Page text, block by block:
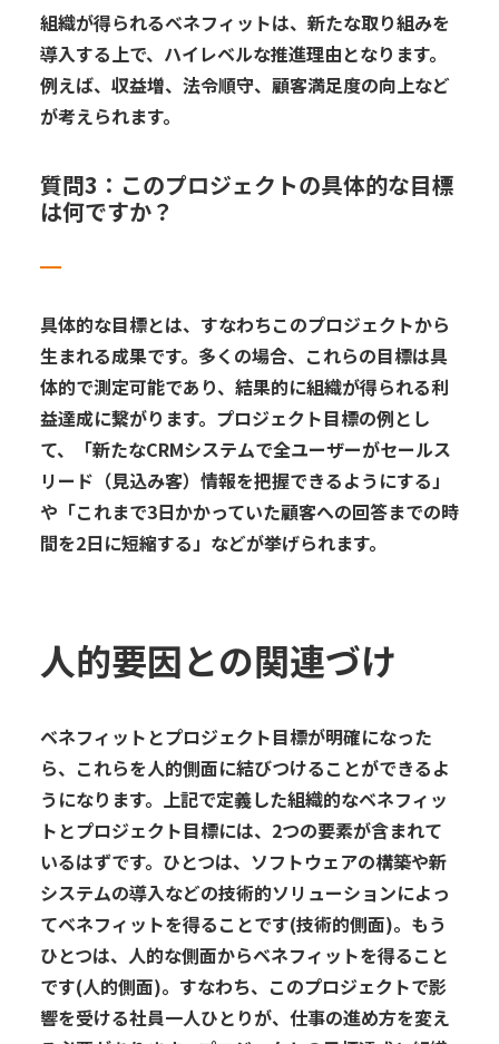
組織が得られるベネフィットは、 新たな取り組みを
導入する上で、 ハイレベルな推進理由となります。
例えば、 収益増、法令順守、顧客満足度の向上など
が考えられます。
質問3 ：このプロジェクトの具体的な目標
は何ですか？
具体的な目標とは、すなわちこのプロジェクトから
生まれる成果です。多くの場合、これらの目標は具
体的で測定可能であり、結果的に組織が得られる利
益達成に繋がります。 プロジェクト目標の例とし
て、「新たなCRMシステムで全ユーザーがセールス
リード（見込み客）情報を把握できるようにする」
や 「これまで3日かかっていた顧客への回答までの時
間を2日に短縮する」などが挙げられます。
人的要因との関連づけ
ベネフィット とプロジェクト目標が明確になった
ら、 これらを人的側面に結びつけることができるよ
うになり ます。 上記で定義した組織的なベネフィッ
トとプロジェクト目標には、 2つの要素が含まれて
いるはずです。 ひとつは、ソフトウェアの構築や新
システムの導入などの技術的ソリューションによっ
てベネフィットを得ることです(技術的側面)。もう
ひとつは、 人的な側面からベネフィットを得ること
です(人的側面)。 すなわち、 このプロジェクトで影
響を受ける社員一人ひとりが、 仕事の進め方を変え